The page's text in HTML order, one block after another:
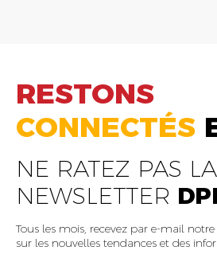
RESTONS
CONNECTÉS
NE RATEZ PAS LA
NEWSLETTER
Tous les mois, recevez par e-mail
sur les nouvelles tendances et des